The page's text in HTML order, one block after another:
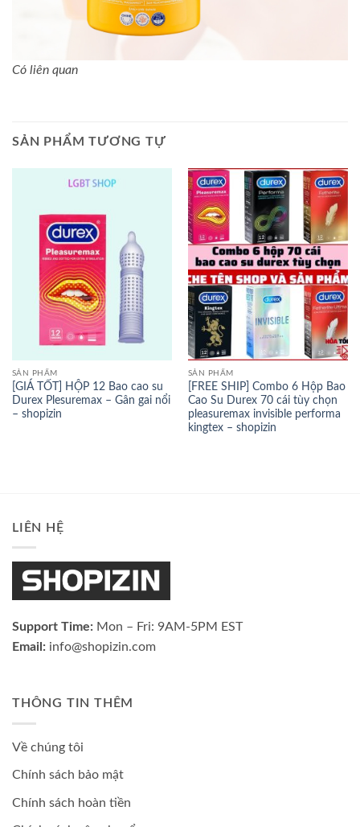
Có liên quan
SẢN PHẨM TƯƠNG TỰ
SẢN PHẨM
[GIÁ TỐT] HỘP 12 Bao cao su
Durex Plesuremax – Gân gai nổi
– shopizin
SẢN PHẨM
[FREE SHIP] Combo 6 Hộp Bao
Cao Su Durex 70 cái tùy chọn
pleasuremax invisible performa
kingtex – shopizin
LIÊN HỆ
Support Time: Mon – Fri: 9AM-5PM EST
Email: info@shopizin.com
THÔNG TIN THÊM
Về chúng tôi
Chính sách bảo mật
Chính sách hoàn tiền